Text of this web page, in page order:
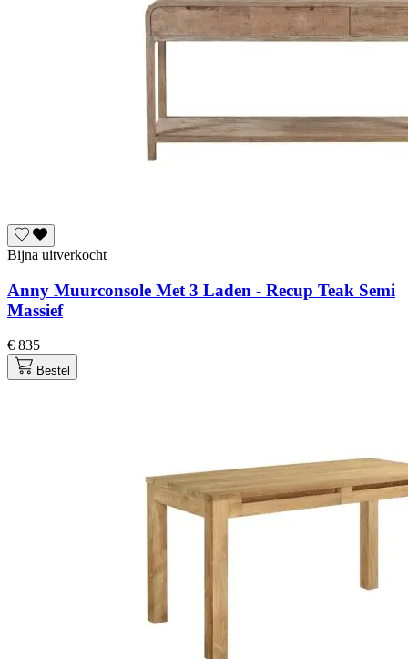
Bijna uitverkocht
Anny Muurconsole Met 3 Laden - Recup Teak Semi
Massief
€ 835
Bestel